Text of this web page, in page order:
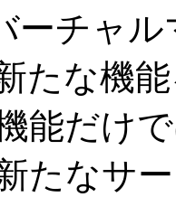
ーチャ
たな機
能だけ
たなサ